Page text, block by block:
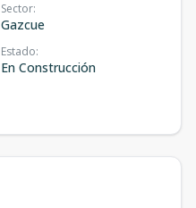
Sector:
Gazcue
Estado:
En Construcción